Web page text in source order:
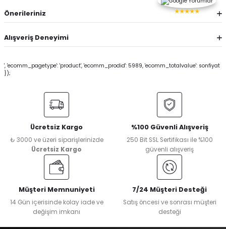
Önerileriniz
Alışveriş Deneyimi
', 'ecomm_pagetype': 'product', 'ecomm_prodid': 5989, 'ecomm_totalvalue': sonfiyat
});
Ücretsiz Kargo
₺ 3000 ve üzeri siparişlerinizde
Ücretsiz Kargo
%100 Güvenli Alışveriş
250 Bit SSL Sertifikası ile %100
güvenli alışveriş
Müşteri Memnuniyeti
14 Gün içerisinde kolay iade ve
değişim imkanı
7/24 Müşteri Desteği
Satış öncesi ve sonrası müşteri
desteği
★★★★★